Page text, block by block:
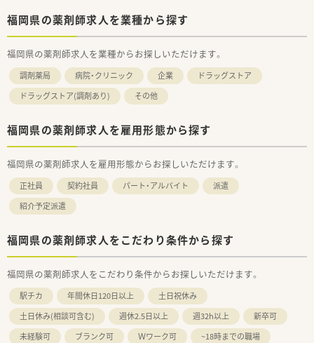
福岡県の薬剤師求人を業種から探す
福岡県の薬剤師求人を業種からお探しいただけます。
調剤薬局 病院・クリニック 企業
ドラッグストア
ドラッグストア(調剤あり)
その他
福岡県の薬剤師求人を雇用形態から探す
福岡県の薬剤師求人を雇用形態からお探しいただけます。
正社員 契約社員 パート・アルバイト
派遣
紹介予定派遣
福岡県の薬剤師求人をこだわり条件から探す
福岡県の薬剤師求人をこだわり条件からお探しいただけます。
駅チカ 年間休日120日以上
土日祝休み
土日休み(相談可含む)
週休2.5日以上 週32h以上
新卒可
未経験可
ブランク可 Ｗワーク可
~18時までの職場